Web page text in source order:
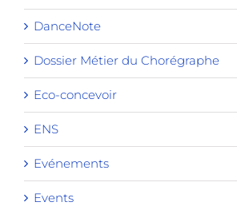
DanceNote
Dossier Métier du Chorégraphe
Eco-concevoir
ENS
Evénements
Events